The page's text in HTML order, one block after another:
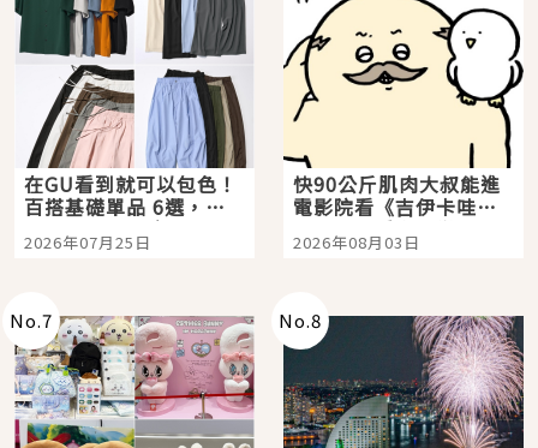
在GU看到就可以包色！
百搭基礎單品 6選，閉
眼全收也不心疼
2026年07月25日
快90公斤肌肉大叔能進
電影院看《吉伊卡哇》
嗎？日本重金屬樂團
「打首」會長與nagano
2026年08月03日
No.7 No.8